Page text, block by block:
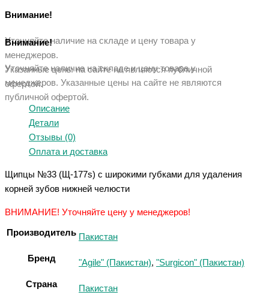
Внимание!
Уточняйте наличие на складе и цену товара у
менеджеров.
Указанные цены на сайте не являются публичной
офертой.
Внимание!
Уточняйте наличие на складе и цену товара у
менеджеров. Указанные цены на сайте не являются
публичной офертой.
Описание
Детали
Отзывы (0)
Оплата и доставка
Щипцы №33 (Щ-177s) с широкими губками для удаления
корней зубов нижней челюсти
ВНИМАНИЕ! Уточняйте цену у менеджеров!
Производитель Пакистан
Бренд "Agile" (Пакистан), "Surgicon" (Пакистан)
Страна Пакистан